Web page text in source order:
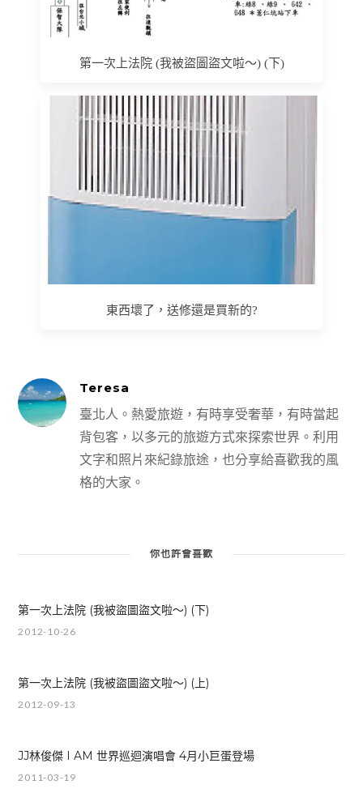
第一次上法院 (我被盜圖盜文啦～) (下)
東西壞了，送修還是買新的?
Teresa
臺北人。熱愛旅遊，有時享受奢華，有時當起
背包客，以多元的旅遊方式來探索世界。利用
文字和照片來紀錄旅途，也分享給喜歡我的風
格的大家。
你也許會喜歡
第一次上法院 (我被盜圖盜文啦～) (下)
2012-10-26
第一次上法院 (我被盜圖盜文啦～) (上)
2012-09-13
JJ林俊傑 I AM 世界巡迴演唱會 4月小巨蛋登場
2011-03-19